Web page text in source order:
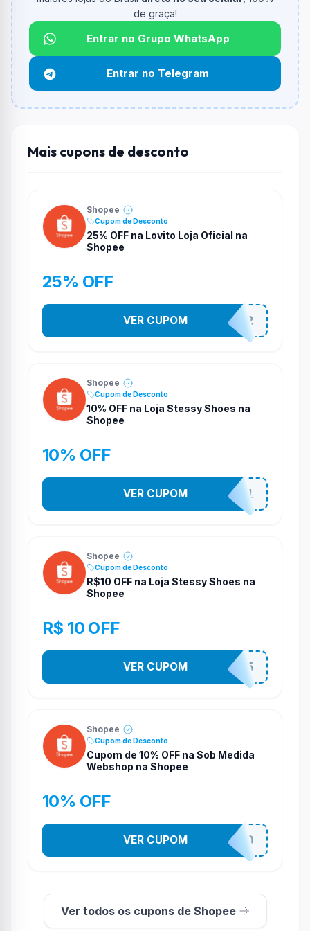
informado.
Qual é o desconto máximo?
Não informado ou sem limite.
Funciona em qualquer produto?
Não necessariamente. Depende de itens participantes
e alguns vendedores ou produtos especificos podem
de graça!
Entrar no Grupo WhatsApp
Entrar no Telegram
Mais cupons de desconto
Shopee
Cupom de Desconto
25% OFF na Lovito Loja Oficial na
Shopee
25% OFF
141525852
VER CUPOM
Shopee
Cupom de Desconto
10% OFF na Loja Stessy Shoes na
Shopee
10% OFF
STES2541
VER CUPOM
Shopee
Cupom de Desconto
R$10 OFF na Loja Stessy Shoes na
Shopee
R$ 10 OFF
STES2525
VER CUPOM
Shopee
Cupom de Desconto
Cupom de 10% OFF na Sob Medida
Webshop na Shopee
10% OFF
SOBMPRFSD
VER CUPOM
Ver todos os cupons de Shopee